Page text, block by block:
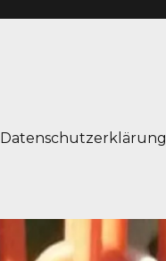
Datenschutzerklärung